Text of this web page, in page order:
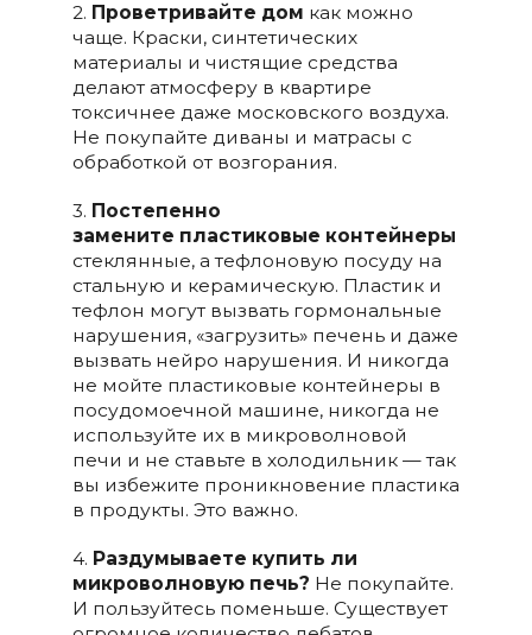
2. Проветривайте дом как можно
чаще. Краски, синтетических
материалы и чистящие средства
делают атмосферу в квартире
токсичнее даже московского воздуха.
Не покупайте диваны и матрасы с
обработкой от возгорания.
3. Постепенно
замените пластиковые контейнеры
стеклянные, а тефлоновую посуду на
стальную и керамическую. Пластик и
тефлон могут вызвать гормональные
нарушения, «загрузить» печень и даже
вызвать нейро нарушения. И никогда
не мойте пластиковые контейнеры в
посудомоечной машине, никогда не
используйте их в микроволновой
печи и не ставьте в холодильник — так
вы избежите проникновение пластика
в продукты. Это важно.
4. Раздумываете купить ли
микроволновую печь? Не покупайте.
И пользуйтесь поменьше. Существует